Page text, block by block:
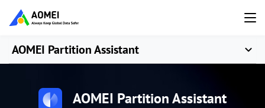
AOMEI Partition Assistant
AOMEI Partition Assistant